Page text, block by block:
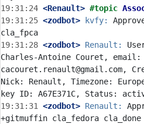
19:31:24 <Renault> #topic
19:31:25 <zodbot> kvfy:
19:31:28 <zodbot> Renault:
Charles-Antoine Couret, email:
cacouret.renault@gmail.com,
Nick: Renault, Timezone:
19:31:31
<zodbot> Renault:
+gitmuffin cla_fedora cla_done